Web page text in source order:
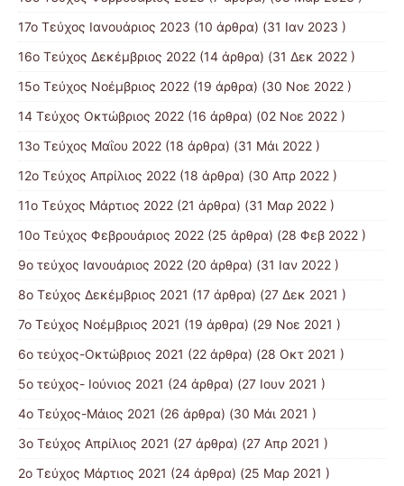
17ο Τεύχος Ιανουάριος 2023 (10 άρθρα) (31 Ιαν 2023 )
16ο Τεύχος Δεκέμβριος 2022 (14 άρθρα) (31 Δεκ 2022 )
15o Τεύχος Νοέμβριος 2022 (19 άρθρα) (30 Νοε 2022 )
14 Tεύχος Οκτώβριος 2022 (16 άρθρα) (02 Νοε 2022 )
13ο Τεύχος Μαΐου 2022 (18 άρθρα) (31 Μάι 2022 )
12ο Τεύχος Απρίλιος 2022 (18 άρθρα) (30 Απρ 2022 )
11o Tεύχος Μάρτιος 2022 (21 άρθρα) (31 Μαρ 2022 )
10o Tεύχος Φεβρουάριος 2022 (25 άρθρα) (28 Φεβ 2022 )
9o τεύχος Ιανουάριος 2022 (20 άρθρα) (31 Ιαν 2022 )
8o Tεύχος Δεκέμβριος 2021 (17 άρθρα) (27 Δεκ 2021 )
7o Τεύχος Νοέμβριος 2021 (19 άρθρα) (29 Νοε 2021 )
6ο τεύχος-Οκτώβριος 2021 (22 άρθρα) (28 Οκτ 2021 )
5ο τεύχος- Ιούνιος 2021 (24 άρθρα) (27 Ιουν 2021 )
4o Tεύχος-Μάιος 2021 (26 άρθρα) (30 Μάι 2021 )
3ο Τεύχος Απρίλιος 2021 (27 άρθρα) (27 Απρ 2021 )
2o Tεύχος Μάρτιος 2021 (24 άρθρα) (25 Μαρ 2021 )